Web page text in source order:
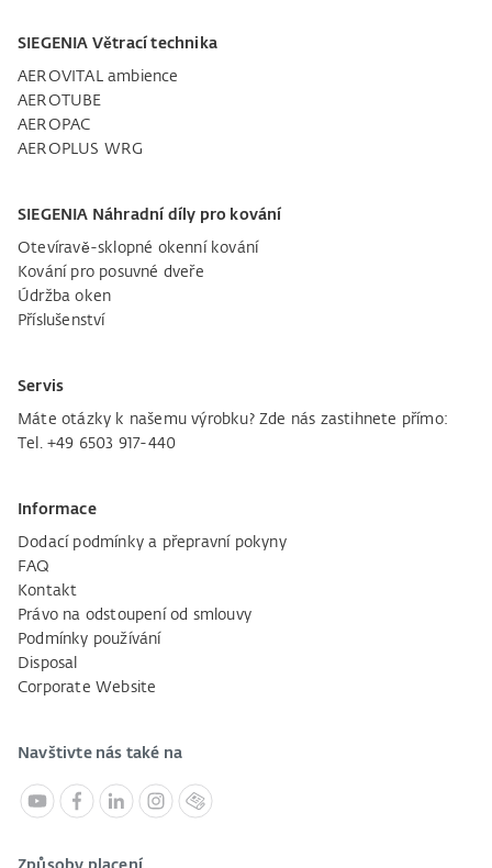
SIEGENIA Větrací technika
AEROVITAL ambience
AEROTUBE
AEROPAC
AEROPLUS WRG
SIEGENIA Náhradní díly pro kování
Otevíravě-sklopné okenní kování
Kování pro posuvné dveře
Údržba oken
Příslušenství
Servis
Máte otázky k našemu výrobku? Zde nás zastihnete přímo:
Tel. +49 6503 917-440
Informace
Dodací podmínky a přepravní pokyny
FAQ
Kontakt
Právo na odstoupení od smlouvy
Podmínky používání
Disposal
Corporate Website
Navštivte nás také na